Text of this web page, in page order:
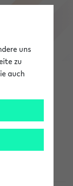
uns
zu
auch